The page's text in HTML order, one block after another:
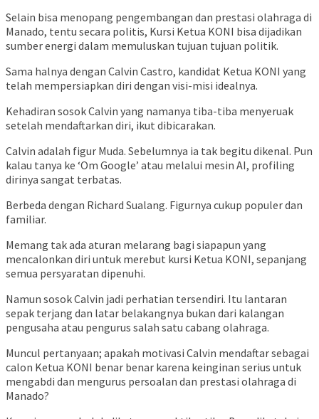
Selain bisa menopang pengembangan dan prestasi olahraga di
Manado, tentu secara politis, Kursi Ketua KONI bisa dijadikan
sumber energi dalam memuluskan tujuan tujuan politik.
Sama halnya dengan Calvin Castro, kandidat Ketua KONI yang
telah mempersiapkan diri dengan visi-misi idealnya.
Kehadiran sosok Calvin yang namanya tiba-tiba menyeruak
setelah mendaftarkan diri, ikut dibicarakan.
Calvin adalah figur Muda. Sebelumnya ia tak begitu dikenal. Pun
kalau tanya ke ‘Om Google’ atau melalui mesin AI, profiling
dirinya sangat terbatas.
Berbeda dengan Richard Sualang. Figurnya cukup populer dan
familiar.
Memang tak ada aturan melarang bagi siapapun yang
mencalonkan diri untuk merebut kursi Ketua KONI, sepanjang
semua persyaratan dipenuhi.
Namun sosok Calvin jadi perhatian tersendiri. Itu lantaran
sepak terjang dan latar belakangnya bukan dari kalangan
pengusaha atau pengurus salah satu cabang olahraga.
Muncul pertanyaan; apakah motivasi Calvin mendaftar sebagai
calon Ketua KONI benar benar karena keinginan serius untuk
mengabdi dan mengurus persoalan dan prestasi olahraga di
Manado?